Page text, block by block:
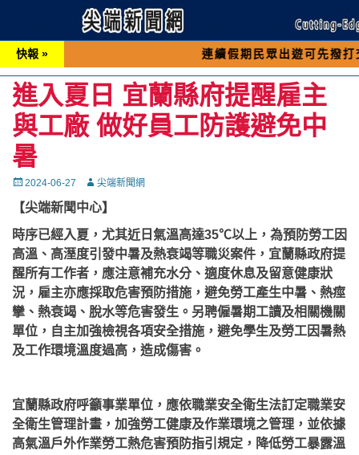
快報 » 連續假期民眾出遊可先撥打交通 「
進入夏日 宜蘭縣府提醒雇主
與工廠 做好員工防護避免中
暑
Posted
2024-06-27 Autor尖端新聞網
【尖端新聞中心】
時序已經入夏，尤其近日氣溫高達35℃以上，為預防勞工因
高溫、高溼度引發中暑及熱衰竭等職災案件，宜蘭縣政府提
醒所有工作者，應注意補充水分、適度休息及留意健康狀
況，雇主亦應採取危害預防措施，避免勞工產生中暑、熱痙
攣、熱衰竭、脫水等危害發生。另聘僱暑期工讀及相關機關
單位，自主加強檢視各項安全措施，避免學生及勞工因暑熱
及工作環境溫度過高，造成傷害。
宜蘭縣政府呼籲事業單位，應依職業安全衛生法訂定職業安
全衛生管理計畫，加強勞工健康及作業環境之管理，並依據
高氣溫戶外作業勞工熱危害預防指引規定，降低勞工暴露溫